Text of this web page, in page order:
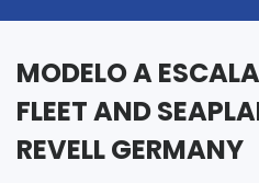
MODELO A
FLEET AND
REVELL GERMANY